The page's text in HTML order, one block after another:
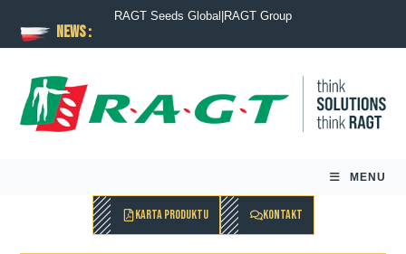
News :
RAGT Seeds Global RAGT Group
MENU
KARTA PRODUKTU KONTAKT